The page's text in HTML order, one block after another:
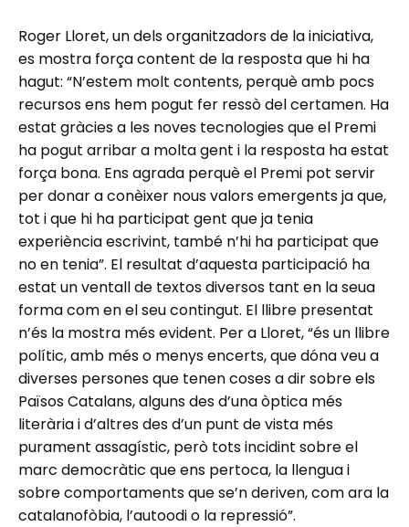
Roger Lloret, un dels organitzadors de la iniciativa,
es mostra força content de la resposta que hi ha
hagut: “N’estem molt contents, perquè amb pocs
recursos ens hem pogut fer ressò del certamen. Ha
estat gràcies a les noves tecnologies que el Premi
ha pogut arribar a molta gent i la resposta ha estat
força bona. Ens agrada perquè el Premi pot servir
per donar a conèixer nous valors emergents ja que,
tot i que hi ha participat gent que ja tenia
experiència escrivint, també n’hi ha participat que
no en tenia”. El resultat d’aquesta participació ha
estat un ventall de textos diversos tant en la seua
forma com en el seu contingut. El llibre presentat
n’és la mostra més evident. Per a Lloret, “és un llibre
polític, amb més o menys encerts, que dóna veu a
diverses persones que tenen coses a dir sobre els
Països Catalans, alguns des d’una òptica més
literària i d’altres des d’un punt de vista més
purament assagístic, però tots incidint sobre el
marc democràtic que ens pertoca, la llengua i
sobre comportaments que se’n deriven, com ara la
catalanofòbia, l’autoodi o la repressió”.